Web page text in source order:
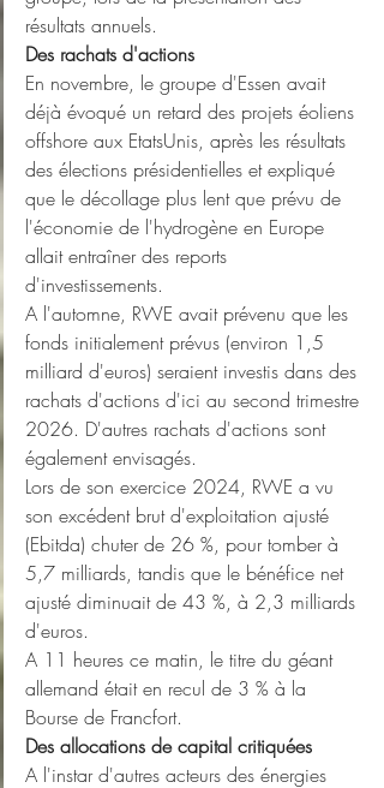
résultats annuels.
Des rachats d'actions
En novembre, le groupe d'Essen avait
déjà évoqué un retard des projets éoliens
offshore aux EtatsUnis, après les résultats
des élections présidentielles et expliqué
que le décollage plus lent que prévu de
l'économie de l'hydrogène en Europe
allait entraîner des reports
d'investissements.
A l'automne, RWE avait prévenu que les
fonds initialement prévus (environ 1,5
milliard d'euros) seraient investis dans des
rachats d'actions d'ici au second trimestre
2026. D'autres rachats d'actions sont
également envisagés.
Lors de son exercice 2024, RWE a vu
son excédent brut d'exploitation ajusté
(Ebitda) chuter de 26 %, pour tomber à
5,7 milliards, tandis que le bénéfice net
ajusté diminuait de 43 %, à 2,3 milliards
d'euros.
A 11 heures ce matin, le titre du géant
allemand était en recul de 3 % à la
Bourse de Francfort.
Des allocations de capital critiquées
A l'instar d'autres acteurs des énergies